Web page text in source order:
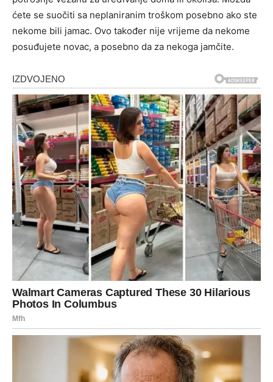
ćete se suočiti sa neplaniranim troškom posebno ako ste
nekome bili jamac. Ovo također nije vrijeme da nekome
posuđujete novac, a posebno da za nekoga jamčite.